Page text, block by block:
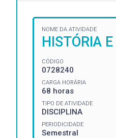
NOME DA ATIVIDADE
HISTÓRIA
CÓDIGO
0728240
CARGA HORÁRIA
68 horas
TIPO DE ATIVIDADE
DISCIPLINA
PERIODICIDADE
Semestral